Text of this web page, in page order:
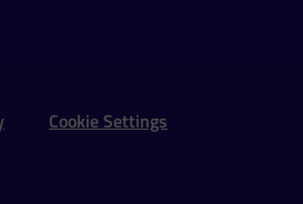
Networks
Cookie Settings